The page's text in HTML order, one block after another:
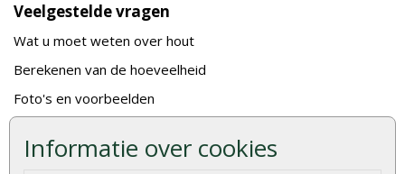
Informatie over cookies
Veelgestelde vragen
Wat u moet weten over hout
Berekenen van de hoeveelheid
Foto's en voorbeelden
Gekeurd hout